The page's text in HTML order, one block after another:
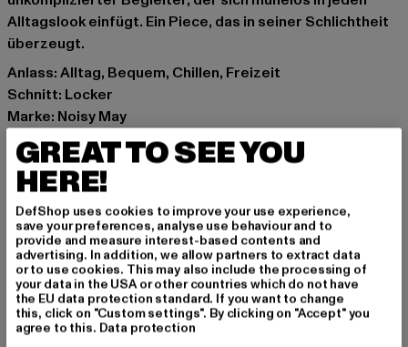
Alltagslook einfügt. Ein Piece, das in seiner Schlichtheit
überzeugt.
Anlass: Alltag, Bequem, Chillen, Freizeit
Schnitt: Locker
Marke: Noisy May
Kat.: Bekleidung
Farbe: schwarz
Hersteller Farbe: black
Materialzusammensetzung: 69% Polyester, 31%
Polyamid
Art.Nr: 27029424-00007
Hersteller: Bestseller Textilhandels GmbH |
info@bestseller.com
Schöneberger Straße 15 | 10963 Berlin | DE
GREAT TO SEE YOU
HERE!
DefShop uses cookies to improve your use experience,
save your preferences, analyse use behaviour and to
provide and measure interest-based contents and
advertising. In addition, we allow partners to extract data
or to use cookies. This may also include the processing of
your data in the USA or other countries which do not have
the EU data protection standard. If you want to change
this, click on "Custom settings". By clicking on "Accept" you
agree to this. Data protection